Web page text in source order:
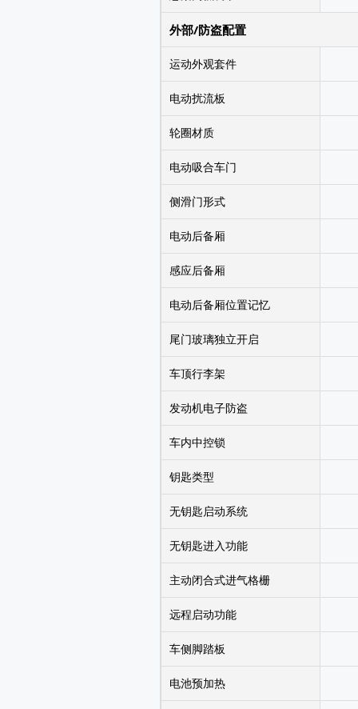
外部/防盗配置
运动外观套件
电动扰流板
轮圈材质
电动吸合车门
侧滑门形式
电动后备厢
感应后备厢
电动后备厢位置记忆
尾门玻璃独立开启
车顶行李架
发动机电子防盗
车内中控锁
钥匙类型
无钥匙启动系统
无钥匙进入功能
主动闭合式进气格栅
远程启动功能
车侧脚踏板
电池预加热